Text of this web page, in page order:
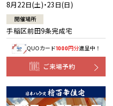
8月22日(土)・23日(日)
開催場所
手稲区前田9条完成宅
QUOカード1000円分進呈中！
ご来場予約